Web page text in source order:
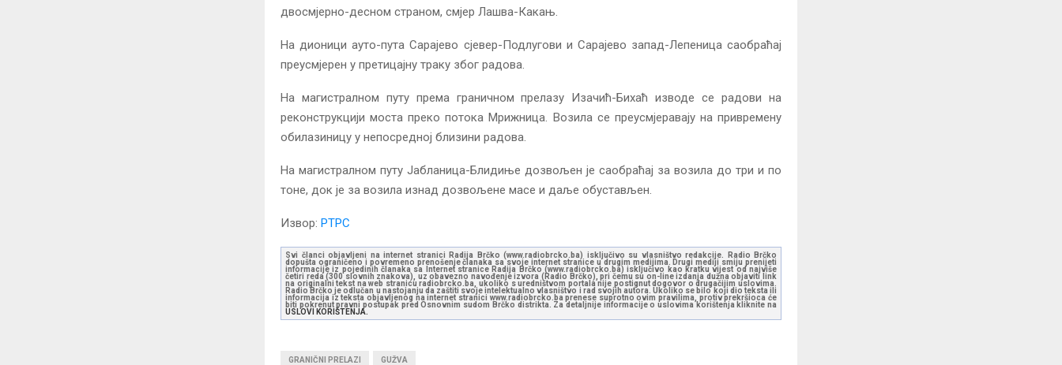
двосмјерно-десном страном, смјер Лашва-Какањ.
На дионици ауто-пута Сарајево сјевер-Подлугови и Сарајево запад-Лепеница саобраћај
преусмјерен у претицајну траку због радова.
На магистралном путу према граничном прелазу Изачић-Бихаћ изводе се радови на
реконструкцији моста преко потока Мрижница. Возила се преусмјеравају на привремену
обилазиницу у непосредној близини радова.
На магистралном путу Јабланица-Блидиње дозвољен је саобраћај за возила до три и по
тоне, док је за возила изнад дозвољене масе и даље обустављен.
Извор: РТРС
Svi članci objavljeni na internet stranici Radija Brčko (www.radiobrcko.ba) isključivo su vlasništvo redakcije. Radio Brčko
dopušta ograničeno i povremeno prenošenje članaka sa svoje internet stranice u drugim medijima. Drugi mediji smiju prenijeti
informacije iz pojedinih članaka sa Internet stranice Radija Brčko (www.radiobrcko.ba) isključivo kao kratku vijest od najviše
četiri reda (300 slovnih znakova), uz obavezno navođenje izvora (Radio Brčko), pri čemu su on-line izdanja dužna objaviti link
na originalni tekst na web stranicu radiobrcko.ba, ukoliko s uredništvom portala nije postignut dogovor o drugačijim uslovima.
Radio Brčko je odlučan u nastojanju da zaštiti svoje intelektualno vlasništvo i rad svojih autora. Ukoliko se bilo koji dio teksta ili
informacija iz teksta objavljenog na internet stranici www.radiobrcko.ba prenese suprotno ovim pravilima, protiv prekršioca će
biti pokrenut pravni postupak pred Osnovnim sudom Brčko distrikta. Za detaljnije informacije o uslovima korištenja kliknite na
USLOVI KORIŠTENJA.
GRANIČNI PRELAZI GUŽVA